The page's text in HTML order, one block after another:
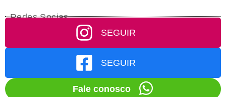
Redes Socias
SEGUIR
SEGUIR
Fale conosco